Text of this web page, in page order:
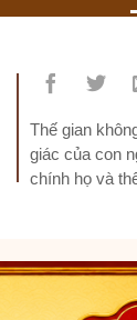
Thế gian
giác của con
chính họ và